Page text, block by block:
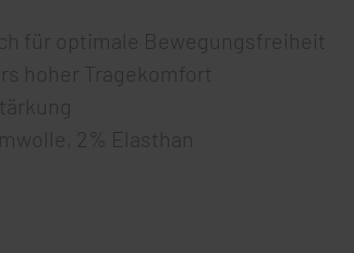
für optimale Bewegungsfreiheit
hoher Tragekomfort
2% Elasthan